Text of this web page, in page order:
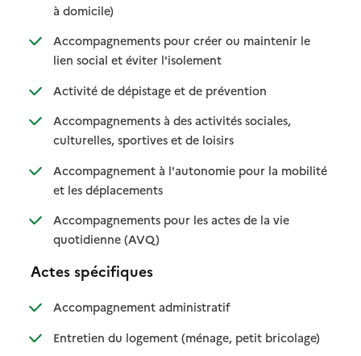
à domicile): disponible
: non disponible
Accompagnements pour créer ou maintenir le
lien social et éviter l'isolement: disponible
: non disponible
Activité de dépistage et de prévention: disponible
: non disponible
Accompagnements à des activités sociales,
culturelles, sportives et de loisirs: disponible
: non disponible
Accompagnement à l'autonomie pour la mobilité
et les déplacements: disponible
: non disponible
Accompagnements pour les actes de la vie
quotidienne (AVQ): disponible
: non disponible
Actes spécifiques
Accompagnement administratif: disponible
: non disponible
Entretien du logement (ménage, petit bricolage): disponible
: non